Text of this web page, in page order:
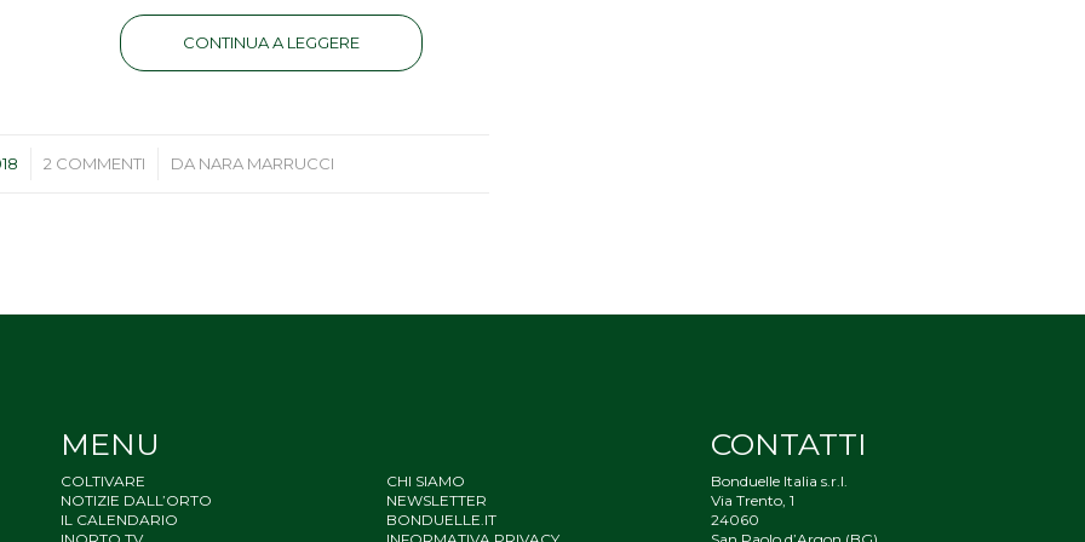
CONTINUA A LEGGERE
2 COMMENTI
/ DA NARA MARRUCCI
MENU CONTATTI
COLTIVARE
NOTIZIE DALL’ORTO
IL CALENDARIO
CHI SIAMO
NEWSLETTER
BONDUELLE.IT
Bonduelle Italia s.r.l.
Via Trento, 1
24060